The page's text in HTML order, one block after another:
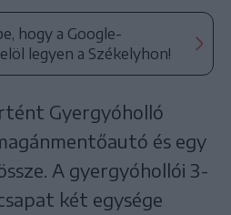
hogy a Google-
legyen a Székelyhon!
Gyergyóholló
és egy
A gyergyóhollói 3-
két egysége